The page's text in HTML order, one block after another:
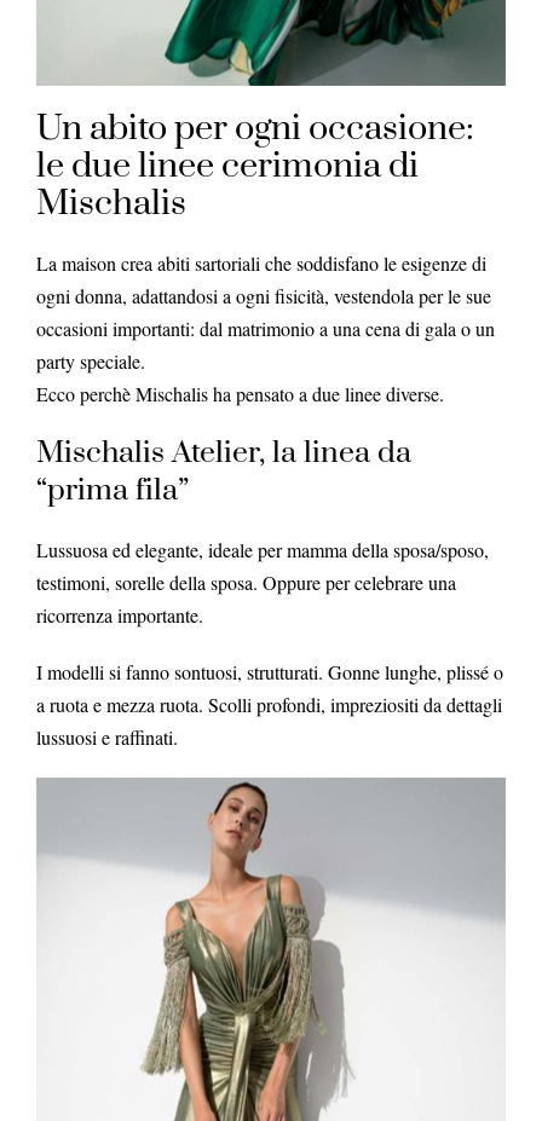
Un abito per ogni occasione:
le due linee cerimonia di
Mischalis
La maison crea abiti sartoriali che soddisfano le esigenze di
ogni donna, adattandosi a ogni fisicità, vestendola per le sue
occasioni importanti: dal matrimonio a una cena di gala o un
party speciale.
Ecco perchè Mischalis ha pensato a due linee diverse.
Mischalis Atelier, la linea da
“prima fila”
Lussuosa ed elegante, ideale per mamma della sposa/sposo,
testimoni, sorelle della sposa. Oppure per celebrare una
ricorrenza importante.
I modelli si fanno sontuosi, strutturati. Gonne lunghe, plissé o
a ruota e mezza ruota. Scolli profondi, impreziositi da dettagli
lussuosi e raffinati.